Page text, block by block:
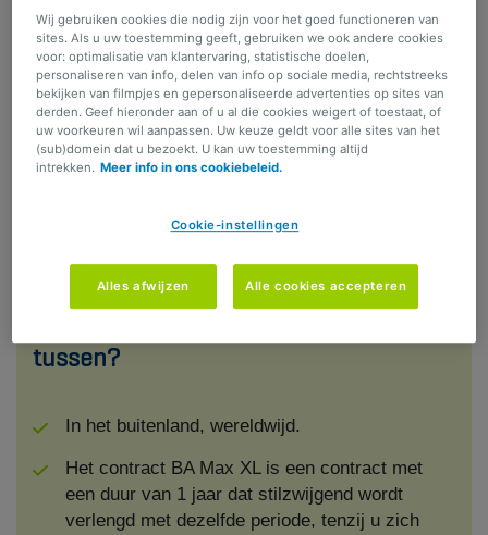
buitenland.
Op deze waarborgen gelden beperkingen, tussenkomstplafonds,
vrijstellingen en uitsluitingen. Voor een gedetailleerde beschrijving
van onze waarborgen kan je de algemene voorwaarden lezen die
beschikbaar zijn onder de rubriek 'Algemene voorwaarden en
Waar en wanneer komt BA Max XL
tussen?
In het buitenland, wereldwijd.
Het contract BA Max XL is een contract met
een duur van 1 jaar dat stilzwijgend wordt
verlengd met dezelfde periode, tenzij u zich
Wij gebruiken cookies die nodig zijn voor het goed functioneren van
sites. Als u uw toestemming geeft, gebruiken we ook andere cookies
voor: optimalisatie van klantervaring, statistische doelen,
personaliseren van info, delen van info op sociale media, rechtstreeks
bekijken van filmpjes en gepersonaliseerde advertenties op sites van
derden. Geef hieronder aan of u al die cookies weigert of toestaat, of
uw voorkeuren wil aanpassen. Uw keuze geldt voor alle sites van het
(sub)domein dat u bezoekt. U kan uw toestemming altijd
intrekken. Meer info in ons cookiebeleid.
Cookie-instellingen
Alles afwijzen Alle cookies accepteren